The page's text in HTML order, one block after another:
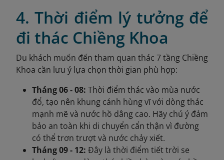
4. Thời điểm lý tưởng để
đi thác Chiềng Khoa
Du khách muốn đến tham quan thác 7 tầng Chiềng
Khoa cần lưu ý lựa chọn thời gian phù hợp:
Tháng 06 - 08: Thời điểm thác vào mùa nước
đổ, tạo nên khung cảnh hùng vĩ với dòng thác
mạnh mẽ và nước hồ dâng cao. Hãy chú ý đảm
bảo an toàn khi di chuyển cẩn thận vì đường
có thể trơn trượt và nước chảy xiết.
Tháng 09 - 12: Đây là thời điểm tiết trời se